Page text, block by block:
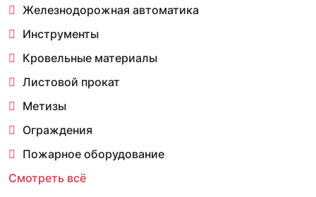
Железнодорожная автоматика
Инструменты
Кровельные материалы
Листовой прокат
Метизы
Ограждения
Пожарное оборудование
Смотреть всё